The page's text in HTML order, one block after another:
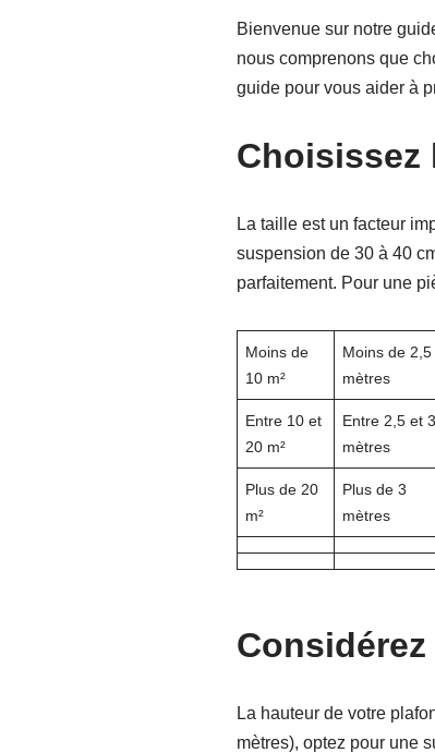
Bienvenue sur notre
nous comprenons que
guide pour vous aider à
Choisissez
La taille est un facteur
suspension de 30 à 40
parfaitement. Pour une
Moins de
10 m²
Moins de 2,5
mètres
Entre 10 et
20 m²
Entre 2,5 et 3
mètres
Plus de 20
m²
Plus de 3
mètres
La hauteur de votre
mètres), optez pour une